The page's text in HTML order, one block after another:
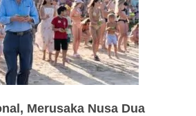
Merusaka Nusa Dua